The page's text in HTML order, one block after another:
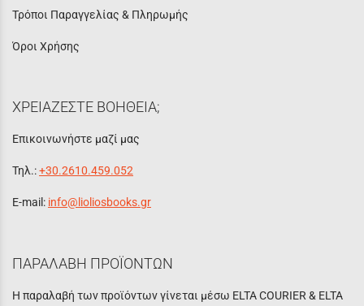
Τρόποι Παραγγελίας & Πληρωμής
Όροι Χρήσης
ΧΡΕΙΑΖΕΣΤΕ ΒΟΗΘΕΙΑ;
Επικοινωνήστε μαζί μας
Τηλ.:+30.2610.459.052
E-mail: info@lioliosbooks.gr
ΠΑΡΑΛΑΒΗ ΠΡΟΪΟΝΤΩΝ
Η παραλαβή των προϊόντων γίνεται μέσω ELTA COURIER & ELTA